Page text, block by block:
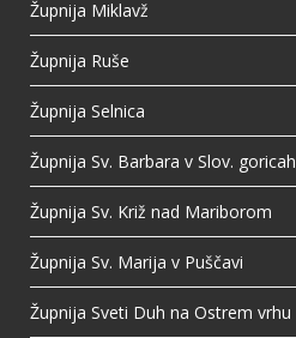
Župnija Miklavž
Župnija Ruše
Župnija Selnica
Župnija Sv. Barbara v Slov. goricah
Župnija Sv. Križ nad Mariborom
Župnija Sv. Marija v Puščavi
Župnija Sveti Duh na Ostrem vrhu